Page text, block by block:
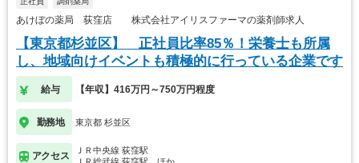
あけぼの薬局 荻窪店 株式会社アイリスファーマの薬剤師求人
【東京都杉並区】 正社員比率85％！栄養士も所属
し、地域向けイベントも積極的に行っている企業です
給与 【年収】416万円～750万円程度
勤務地 東京都 杉並区
アクセス
ＪＲ中央線 荻窪駅